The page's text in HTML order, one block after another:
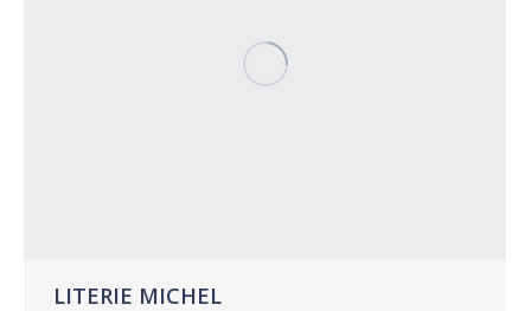
LITERIE MICHEL